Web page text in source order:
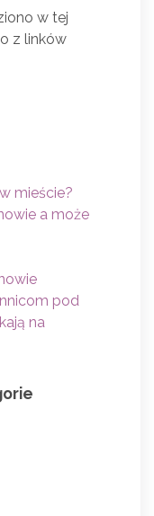
w tej
z linków
mieście?
a może
pod
na